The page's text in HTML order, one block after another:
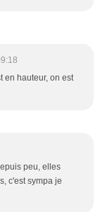
en hauteur, on est
peu, elles
c'est sympa je